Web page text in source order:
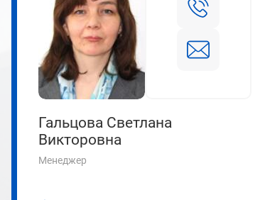
Гальцова Светлана
Викторовна
Менеджер